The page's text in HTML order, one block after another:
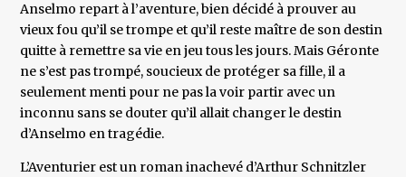
Anselmo repart à l’aventure, bien décidé à prouver au
vieux fou qu’il se trompe et qu’il reste maître de son destin
quitte à remettre sa vie en jeu tous les jours. Mais Géronte
ne s’est pas trompé, soucieux de protéger sa fille, il a
seulement menti pour ne pas la voir partir avec un
inconnu sans se douter qu’il allait changer le destin
d’Anselmo en tragédie.
L’Aventurier est un roman inachevé d’Arthur Schnitzler